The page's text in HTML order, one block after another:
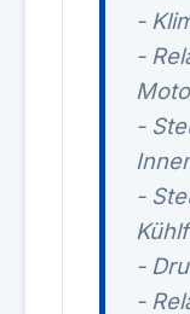
-
-
-
-
-
-